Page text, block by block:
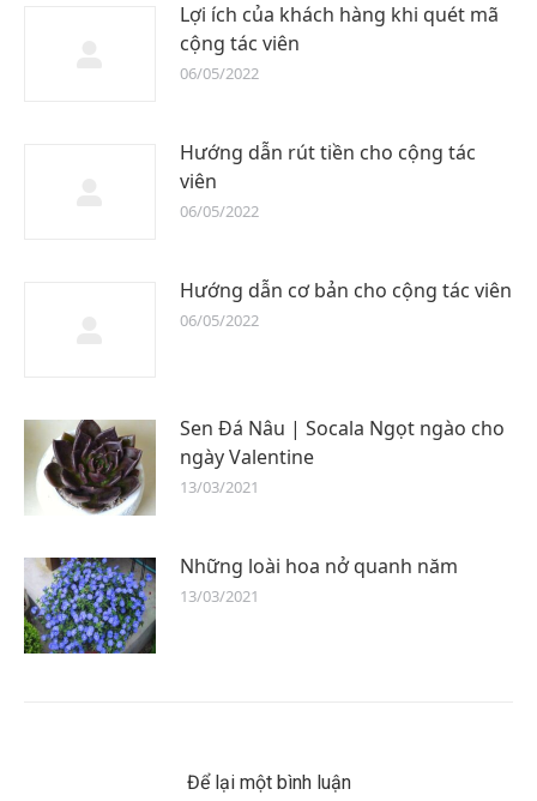
Lợi ích của khách hàng khi quét mã
cộng tác viên
06/05/2022
Hướng dẫn rút tiền cho cộng tác
viên
06/05/2022
Hướng dẫn cơ bản cho cộng tác viên
06/05/2022
Sen Đá Nâu | Socala Ngọt ngào cho
ngày Valentine
13/03/2021
Những loài hoa nở quanh năm
13/03/2021
Để lại một bình luận